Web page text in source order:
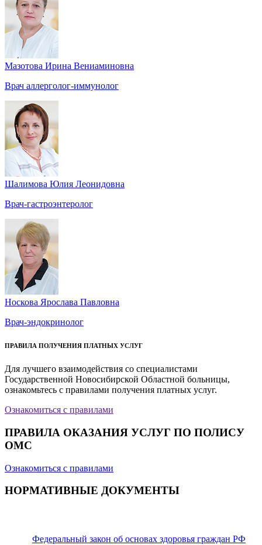
Мазотова Ирина Вениаминовна
Врач аллерголог-иммунолог
Шалимова Юлия Леонидовна
Врач-гастроэнтеролог
Носкова Ярослава Павловна
Врач-эндокринолог
ПРАВИЛА ПОЛУЧЕНИЯ ПЛАТНЫХ УСЛУГ
Для лучшего взаимодействия со специалистами
Государственной Новосибирской Областной больницы,
ознакомьтесь с правилами получения платных услуг.
Ознакомиться с правилами
ПРАВИЛА ОКАЗАНИЯ УСЛУГ ПО ПОЛИСУ
ОМС
Ознакомиться с правилами
НОРМАТИВНЫЕ ДОКУМЕНТЫ
Федеральный закон об основах здоровья граждан РФ